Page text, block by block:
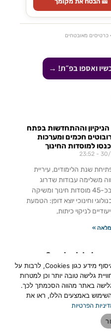
· כרטיסים מאובטחים
ואספו בפ״ת! →
וההתחדשות בפתח
חכמים ומערכות
למוסדות החינוך
שנת הלימודים, עיריית
משלימה עבודות שדרוג
נרחבות בכ-45 מוסדות חינוך ומשיקה
וחינוכי יוצא דופן: הטמעת
לניקוי כיתות,
»
בישראל שהופך
ובינה מלאכותית לכלים לשינוי
16:48
בישראל שמחבר בין
בינה מלאכותית וכלכלת היוצרים
באתר זה נעשה שימוש בטכנולוגיות איסוף מידע כגון Cookies, לרבות על
גלישה טובה יותר וכן למטרות
גלישה באתר מהווה הסכמתך לכך.
באמצעים הללו, ראו את
הפרטיות